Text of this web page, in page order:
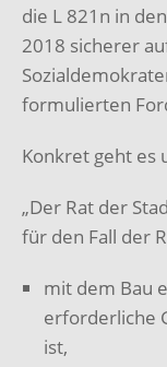
die L 821n in
2018 sicherer
formulierten
Konkret geht es
„Der Rat der
für den Fall der
mit dem Bau
erforderliche
ist,